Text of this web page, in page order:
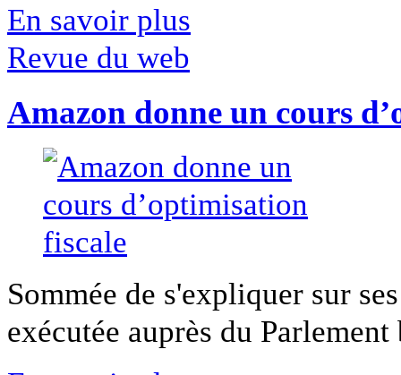
En savoir plus
Revue du web
Amazon donne un cours
Sommée de s'expliquer sur
exécutée auprès du